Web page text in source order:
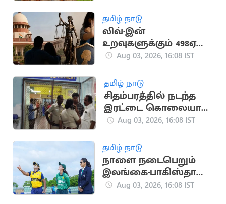
தமிழ் நாடு
லிவ்-இன்
உறவுகளுக்கும் 498ஏ
பிரிவு பாதுகாப்பு:
Aug 03, 2026, 16:08 IST
தமிழ் நாடு
சிதம்பரத்தில் நடந்த
இரட்டை கொலையால்
பரபரப்பு
Aug 03, 2026, 16:08 IST
தமிழ் நாடு
நாளை நடைபெறும்
இலங்கை-பாகிஸ்தான்
மகளிர் கடைசி டி20
Aug 03, 2026, 16:08 IST